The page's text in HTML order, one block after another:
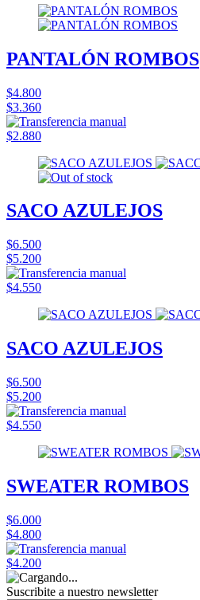
PANTALÓN ROMBOS
$4.800
$3.360
$2.880
SACO AZULEJOS
$6.500
$5.200
$4.550
SACO AZULEJOS
$6.500
$5.200
$4.550
SWEATER ROMBOS
$6.000
$4.800
$4.200
Suscribite a nuestro newsletter